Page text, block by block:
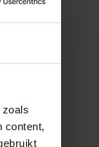
content,